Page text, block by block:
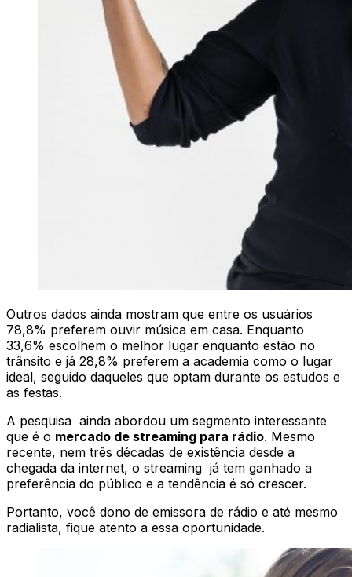
Outros dados ainda mostram que entre os usuários
78,8% preferem ouvir música em casa. Enquanto
33,6% escolhem o melhor lugar enquanto estão no
trânsito e já 28,8% preferem a academia como o lugar
ideal, seguido daqueles que optam durante os estudos e
as festas.
A pesquisa ainda abordou um segmento interessante
que é o mercado de streaming para rádio. Mesmo
recente, nem três décadas de existência desde a
chegada da internet, o streaming já tem ganhado a
preferência do público e a tendência é só crescer.
Portanto, você dono de emissora de rádio e até mesmo
radialista, fique atento a essa oportunidade.